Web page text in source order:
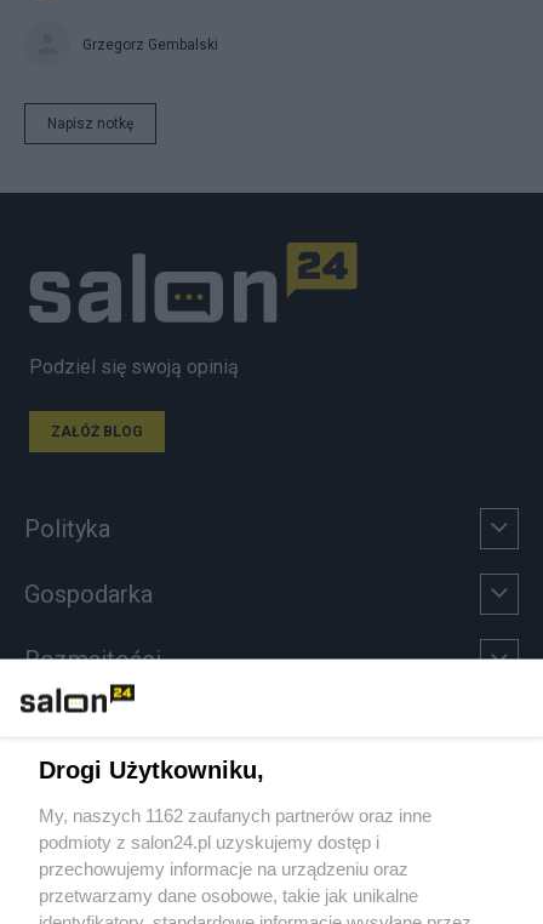
Grzegorz Gembalski
Napisz notkę
Podziel się swoją opinią
ZAŁÓŻ BLOG
Polityka
Gospodarka
Rozmaitości
Sport
Społeczeństwo
Drogi Użytkowniku,
My, naszych 1162 zaufanych partnerów oraz inne
podmioty z salon24.pl uzyskujemy dostęp i
przechowujemy informacje na urządzeniu oraz
przetwarzamy dane osobowe, takie jak unikalne